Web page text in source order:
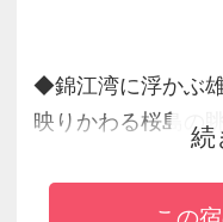
◆錦江湾に浮かぶ
映りかわる桜島の
◆最上階・自慢の
続